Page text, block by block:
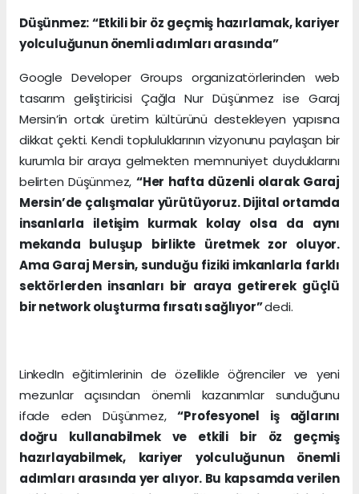
Düşünmez: “Etkili bir öz geçmiş hazırlamak, kariyer
yolculuğunun önemli adımları arasında”
Google Developer Groups organizatörlerinden web
tasarım geliştiricisi Çağla Nur Düşünmez ise Garaj
Mersin’in ortak üretim kültürünü destekleyen yapısına
dikkat çekti. Kendi topluluklarının vizyonunu paylaşan bir
kurumla bir araya gelmekten memnuniyet duyduklarını
belirten Düşünmez, “Her hafta düzenli olarak Garaj
Mersin’de çalışmalar yürütüyoruz. Dijital ortamda
insanlarla iletişim kurmak kolay olsa da aynı
mekanda buluşup birlikte üretmek zor oluyor.
Ama Garaj Mersin, sunduğu fiziki imkanlarla farklı
sektörlerden insanları bir araya getirerek güçlü
bir network oluşturma fırsatı sağlıyor”dedi.
LinkedIn eğitimlerinin de özellikle öğrenciler ve yeni
mezunlar açısından önemli kazanımlar sunduğunu
ifade eden Düşünmez,“Profesyonel iş ağlarını
doğru kullanabilmek ve etkili bir öz geçmiş
hazırlayabilmek, kariyer yolculuğunun önemli
adımları arasında yer alıyor. Bu kapsamda verilen